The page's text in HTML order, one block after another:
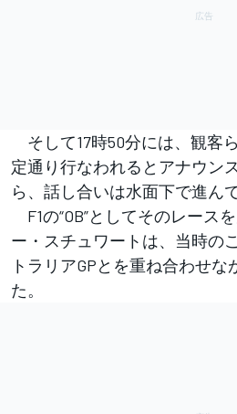
そして17時50分には、観客
定通り行なわれるとアナウン
ら、話し合いは水面下で進ん
F1の“OB”としてそのレース
ー・スチュワートは、当時の
トラリアGPとを重ね合わせ
た。